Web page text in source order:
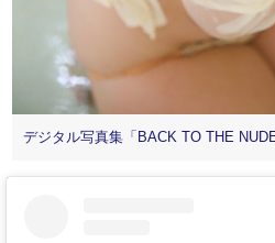
デジタル写真集「BACK TO THE NUDE